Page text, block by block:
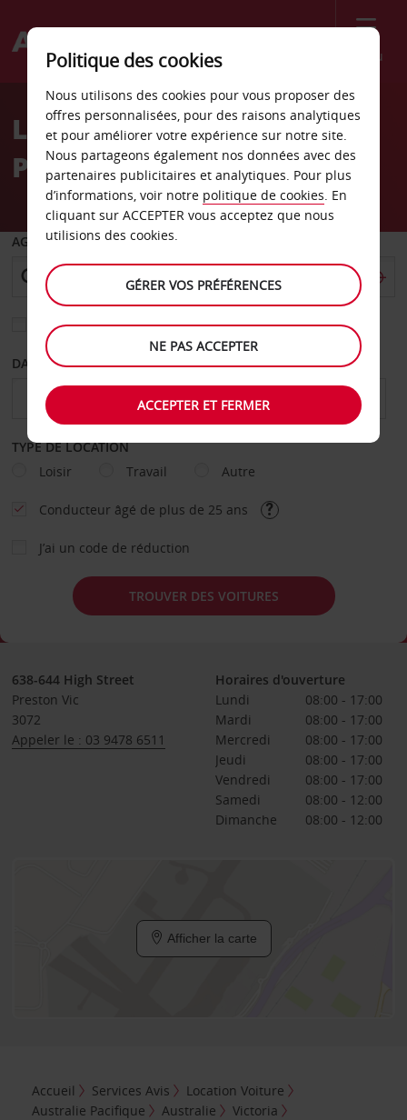
Menu
Welcome
AvisLocation de voiture
Preston
AGENCE DE DÉPART
Sélectionnez une autre agence de retour
DATE DE DÉPART DATE DE RETOUR
TYPE DE LOCATION
Loisir
Travail Autre
Conducteur âgé de plus de 25 ans
J’ai un code de réduction
TROUVER DES VOITURES
638-644 High Street
Preston Vic
3072
Appeler le : 03 9478 6511
Horaires d'ouverture
Lundi
08:00 - 17:00
Mardi
08:00 - 17:00
Mercredi
08:00 - 17:00
Jeudi
08:00 - 17:00
Vendredi
08:00 - 17:00
Samedi
08:00 - 12:00
Dimanche
08:00 - 12:00
Afficher la carte
Accueil Services Avis
Location Voiture
Australie Pacifique
Australie
Victoria
Politique des cookies
Nous utilisons des cookies pour vous proposer des
offres personnalisées, pour des raisons analytiques
et pour améliorer votre expérience sur notre site.
Nous partageons également nos données avec des
partenaires publicitaires et analytiques. Pour plus
d’informations, voir notre politique de cookies. En
cliquant sur ACCEPTER vous acceptez que nous
utilisions des cookies.
GÉRER VOS PRÉFÉRENCES
NE PAS ACCEPTER
ACCEPTER ET FERMER